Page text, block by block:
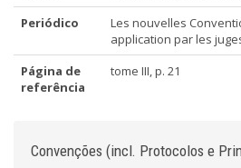
Periódico
Les nouvelles
application par les
Página de
referência
tome III, p. 21
Convenções (incl. Protocolos e